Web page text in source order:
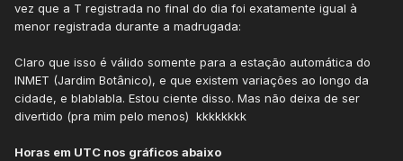
vez que a T registrada no final do dia foi exatamente igual à
menor registrada durante a madrugada:
Claro que isso é válido somente para a estação automática do
INMET (Jardim Botânico), e que existem variações ao longo da
cidade, e blablabla. Estou ciente disso. Mas não deixa de ser
divertido (pra mim pelo menos) kkkkkkkk
Horas em UTC nos gráficos abaixo